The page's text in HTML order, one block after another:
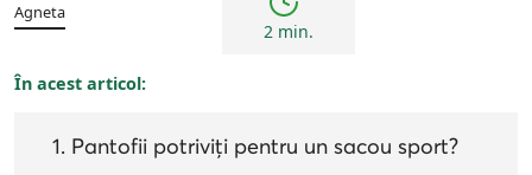
Agneta
2 min.
În acest articol:
Pantofii potriviți pentru un sacou sport?